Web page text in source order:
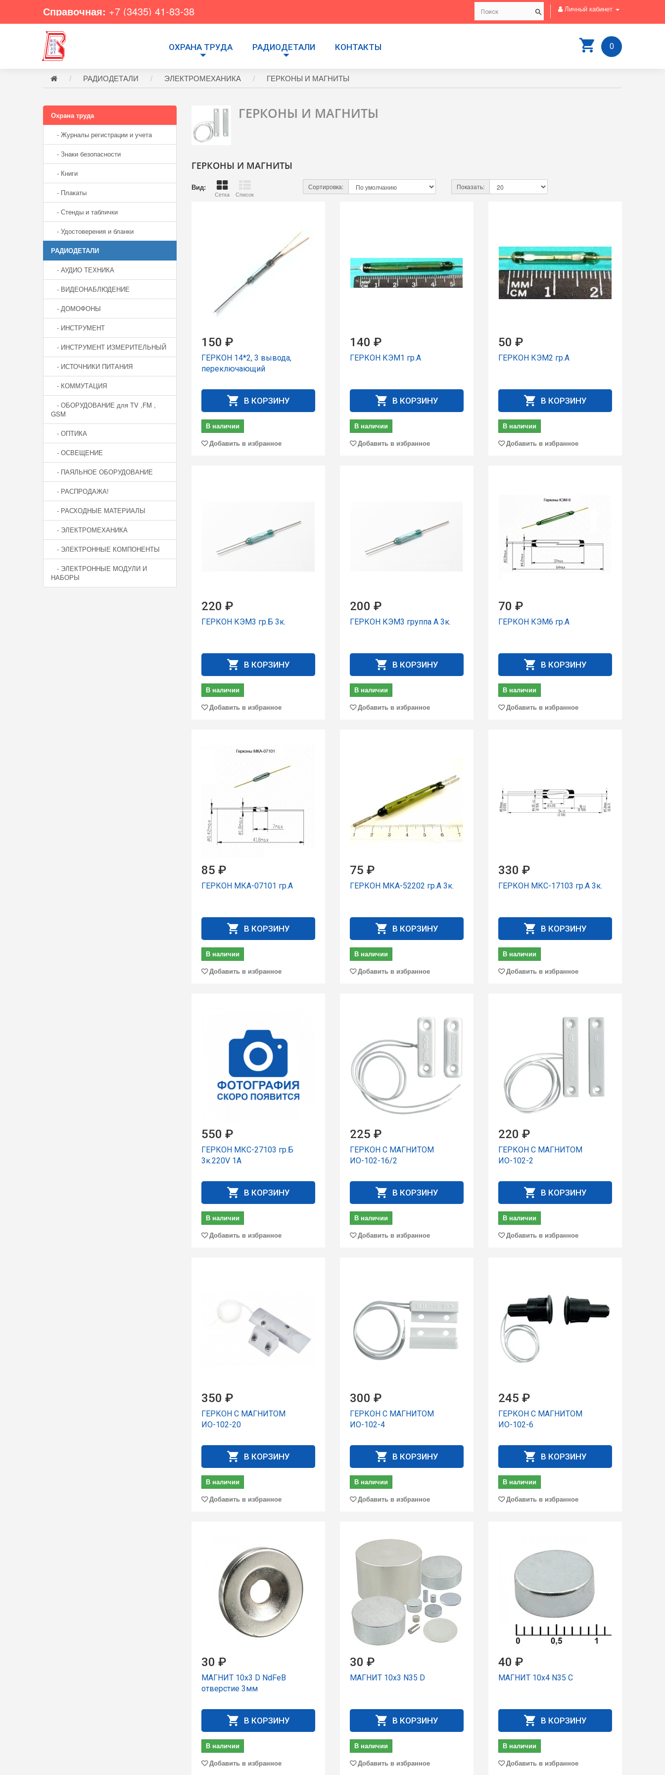
Справочная: +7 (3435) 41-83-38 Личный кабинет
0
ОХРАНА ТРУДА РАДИОДЕТАЛИ КОНТАКТЫ
РАДИОДЕТАЛИ ЭЛЕКТРОМЕХАНИКА ГЕРКОНЫ И МАГНИТЫ
Охрана труда
- Журналы регистрации и учета
- Знаки безопасности
- Книги
- Плакаты
- Стенды и таблички
- Удостоверения и бланки
РАДИОДЕТАЛИ
- АУДИО ТЕХНИКА
- ВИДЕОНАБЛЮДЕНИЕ
- ДОМОФОНЫ
- ИНСТРУМЕНТ
- ИНСТРУМЕНТ ИЗМЕРИТЕЛЬНЫЙ
- ИСТОЧНИКИ ПИТАНИЯ
- КОММУТАЦИЯ
- ОБОРУДОВАНИЕ для TV ,FM ,
GSM
- ОПТИКА
- ОСВЕЩЕНИЕ
- ПАЯЛЬНОЕ ОБОРУДОВАНИЕ
- РАСПРОДАЖА!
- РАСХОДНЫЕ МАТЕРИАЛЫ
- ЭЛЕКТРОМЕХАНИКА
- ЭЛЕКТРОННЫЕ КОМПОНЕНТЫ
- ЭЛЕКТРОННЫЕ МОДУЛИ И
НАБОРЫ
ГЕРКОНЫ И МАГНИТЫ
ГЕРКОНЫ И МАГНИТЫ
Вид:
Сетка Список
Сортировка: Показать:
150 ₽
ГЕРКОН 14*2, 3 вывода,
переключающий
В КОРЗИНУ
В наличии
Добавить в избранное
140 ₽
ГЕРКОН КЭМ1 гp.А
В КОРЗИНУ
В наличии
Добавить в избранное
50 ₽
ГЕРКОН КЭМ2 гp.А
В КОРЗИНУ
В наличии
Добавить в избранное
220 ₽
ГЕРКОН КЭМ3 гp.Б 3к.
В КОРЗИНУ
В наличии
Добавить в избранное
200 ₽
ГЕРКОН КЭМ3 группа А 3к.
В КОРЗИНУ
В наличии
Добавить в избранное
70 ₽
ГЕРКОН КЭМ6 гр.А
В КОРЗИНУ
В наличии
Добавить в избранное
85 ₽
ГЕРКОН МКА-07101 гр.А
В КОРЗИНУ
В наличии
Добавить в избранное
75 ₽
ГЕРКОН МКА-52202 гp.А 3к.
В КОРЗИНУ
В наличии
Добавить в избранное
330 ₽
ГЕРКОН МКС-17103 гp.А 3к.
В КОРЗИНУ
В наличии
Добавить в избранное
550 ₽
ГЕРКОН МКС-27103 гp.Б
3к.220V 1A
В КОРЗИНУ
В наличии
Добавить в избранное
225 ₽
ГЕРКОН С МАГНИТОМ
ИО-102-16/2
В КОРЗИНУ
В наличии
Добавить в избранное
220 ₽
ГЕРКОН С МАГНИТОМ
ИО-102-2
В КОРЗИНУ
В наличии
Добавить в избранное
350 ₽
ГЕРКОН С МАГНИТОМ
ИО-102-20
В КОРЗИНУ
В наличии
Добавить в избранное
300 ₽
ГЕРКОН С МАГНИТОМ
ИО-102-4
В КОРЗИНУ
В наличии
Добавить в избранное
245 ₽
ГЕРКОН С МАГНИТОМ
ИО-102-6
В КОРЗИНУ
В наличии
Добавить в избранное
30 ₽
МАГНИТ 10x3 D NdFeB
отверстие 3мм
В КОРЗИНУ
В наличии
Добавить в избранное
30 ₽
МАГНИТ 10x3 N35 D
В КОРЗИНУ
В наличии
Добавить в избранное
40 ₽
МАГНИТ 10x4 N35 C
В КОРЗИНУ
В наличии
Добавить в избранное